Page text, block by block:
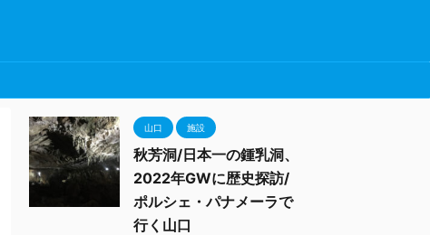
山口 施設
秋芳洞/日本一の鍾乳洞、
2022年GWに歴史探訪/
ポルシェ・パナメーラで
行く山口